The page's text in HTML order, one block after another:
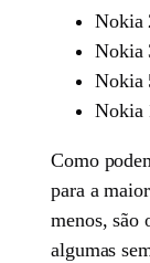
Nokia
Nokia
Nokia
Nokia
Como
para a
menos, são
algumas